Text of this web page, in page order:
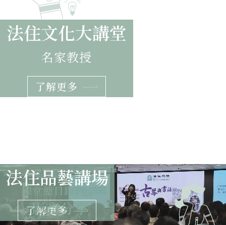
法住文化大講堂
名家教授
了解更多
法住品藝講場
了解更多
課堂總目錄
影音分享